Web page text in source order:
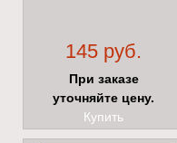
145 руб.
При заказе
уточняйте цену.
Купить